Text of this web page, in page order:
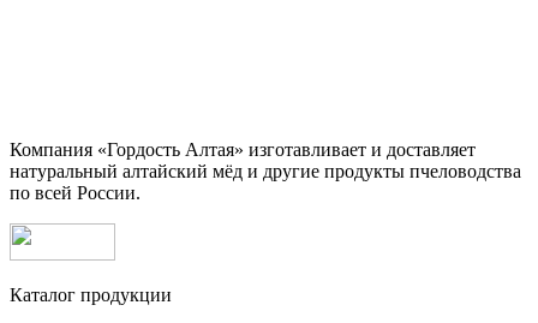
Компания «Гордость Алтая» изготавливает и доставляет
натуральный алтайский мёд и другие продукты пчеловодства
по всей России.
Каталог продукции